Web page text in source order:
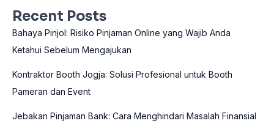
Recent Posts
Bahaya Pinjol: Risiko Pinjaman Online yang Wajib Anda
Ketahui Sebelum Mengajukan
Kontraktor Booth Jogja: Solusi Profesional untuk Booth
Pameran dan Event
Jebakan Pinjaman Bank: Cara Menghindari Masalah Finansial